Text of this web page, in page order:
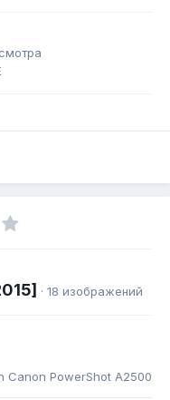
· 18 изображений
Canon PowerShot A2500